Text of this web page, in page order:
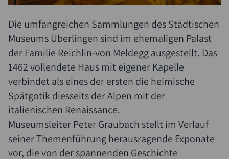
Die umfangreichen Sammlungen des Städtischen
Museums Überlingen sind im ehemaligen Palast
der Familie Reichlin-von Meldegg ausgestellt. Das
1462 vollendete Haus mit eigener Kapelle
verbindet als eines der ersten die heimische
Spätgotik diesseits der Alpen mit der
italienischen Renaissance.
Museumsleiter Peter Graubach stellt im Verlauf
seiner Themenführung herausragende Exponate
vor, die von der spannenden Geschichte